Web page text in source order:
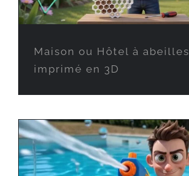
Maison ou Hôtel à abeilles
imprimé en 3D